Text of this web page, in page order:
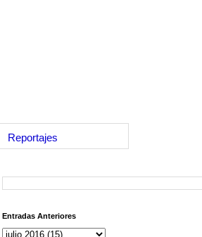
Reportajes
Entradas Anteriores